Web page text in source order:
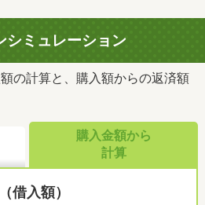
シミュレーション
の計算と、購入額からの返済額
購入金額から
計算
借入額）